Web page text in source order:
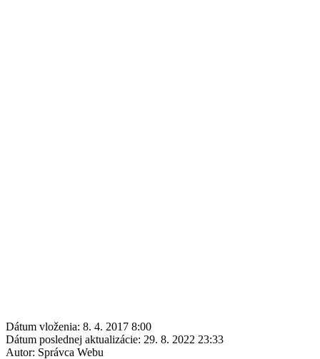
Dátum vloženia: 8. 4. 2017 8:00
Dátum poslednej aktualizácie: 29. 8. 2022 23:33
Autor: Správca Webu